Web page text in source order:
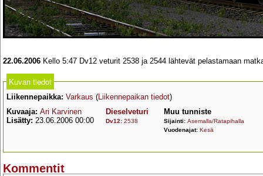
22.06.2006 Kello 5:47 Dv12 veturit 2538 ja 2544 lähtevät pelastamaan
Kuvan tiedot
Liikennepaikka: Varkaus (Liikennepaikan tiedot)
Kuvaaja: Ari Karvinen
Lisätty: 23.06.2006 00:00
Dieselveturi
Dv12: 2538
Muu tunniste
Sijainti: Asemalla/Ratapihalla
Vuodenajat: Kesä
Kommentit